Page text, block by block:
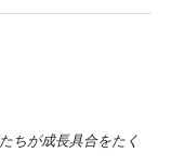
ちが成長具合をたく